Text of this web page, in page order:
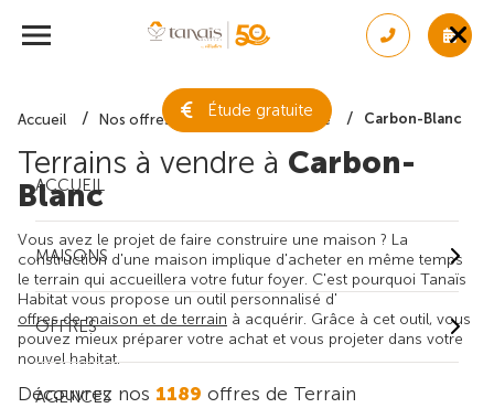
Étude gratuite
ACCUEIL
MAISONS
OFFRES
AGENCES
Accueil Nos offres de terrain Gironde Carbon-Blanc
Terrains à vendre à Carbon-
Blanc
Vous avez le projet de faire construire une maison ? La
construction d'une maison implique d'acheter en même temps
le terrain qui accueillera votre futur foyer. C'est pourquoi Tanaïs
Habitat vous propose un outil personnalisé d'
offres de maison et de terrain à acquérir. Grâce à cet outil, vous
pouvez mieux préparer votre achat et vous projeter dans votre
nouvel habitat.
Découvrez nos 1189 offres de Terrain